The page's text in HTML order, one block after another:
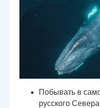
Побывать в
русского